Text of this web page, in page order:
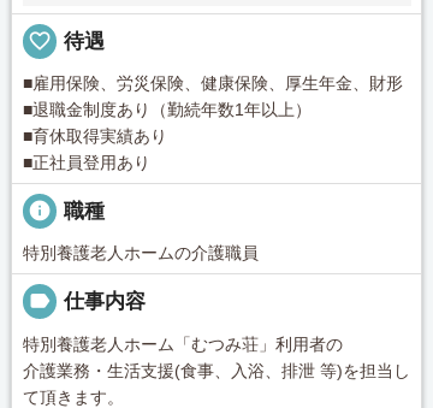
favorite_border 待遇
■雇用保険、労災保険、健康保険、厚生年金、財形
■退職金制度あり（勤続年数1年以上）
■育休取得実績あり
■正社員登用あり
info 職種
特別養護老人ホームの介護職員
label 仕事内容
特別養護老人ホーム「むつみ荘」利用者の
介護業務・生活支援(食事、入浴、排泄 等)を担当し
て頂きます。